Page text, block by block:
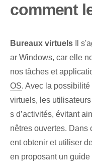
comment
Bureaux virtuels Il
ar Windows, car elle
nos tâches et
OS. Avec la
virtuels, les
s d’activités, évitant
nêtres ouvertes. Dans
ent obtenir et utiliser
en proposant un